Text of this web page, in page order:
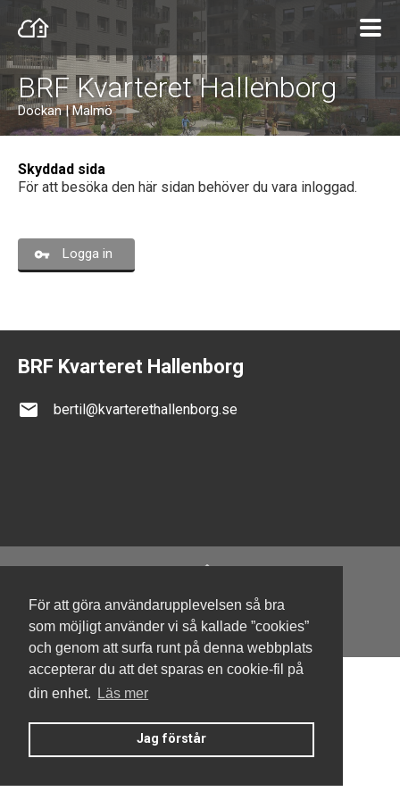
För att göra användarupplevelsen så bra
som möjligt använder vi så kallade ”cookies”
och genom att surfa runt på denna webbplats
accepterar du att det sparas en cookie-fil på
din enhet.
Läs mer
Jag förstår
BRF Kvarteret Hallenborg
Dockan | Malmö
Skyddad sida
För att besöka den här sidan behöver du vara inloggad.
Logga in
BRF Kvarteret Hallenborg
email bertil@kvarterethallenborg.se
Denna hemsida är byggd med Smart Brf ®